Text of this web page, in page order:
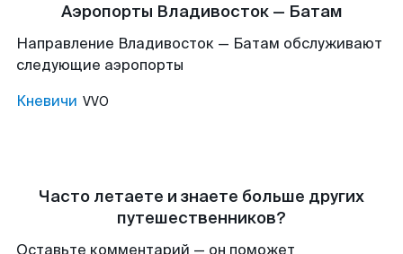
Аэропорты Владивосток — Батам
Направление Владивосток — Батам обслуживают
следующие аэропорты
Кневичи VVO
Часто летаете и знаете больше других
путешественников?
Оставьте комментарий — он поможет